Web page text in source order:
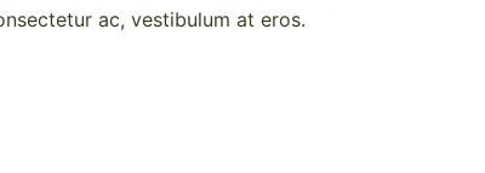
ac, vestibulum at eros.